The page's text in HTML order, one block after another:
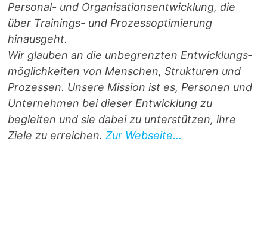
Personal- und Orga­ni­sa­ti­ons­entwicklung, die
über Trainings- und Prozess­optimierung
hinausgeht.
Wir glauben an die unbegrenzten Entwicklungs­
möglichkeiten von Menschen, Strukturen und
Prozessen. Unsere Mission ist es, Personen und
Unternehmen bei dieser Entwicklung zu
begleiten und sie dabei zu unterstützen, ihre
Ziele zu erreichen.Zur Webseite...